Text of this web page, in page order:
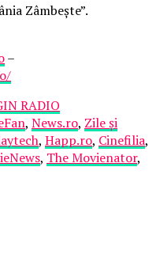
Zâmbește”.
–
RADIO
, News.ro, Zile și
, Happ.ro, Cinefilia,
, The Movienator,